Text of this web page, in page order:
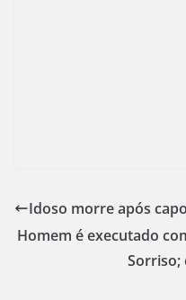
Idoso morre após
Homem é executado